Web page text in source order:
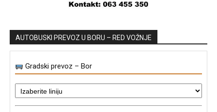
AUTOBUSKI PREVOZ U BORU – RED VOŽNJE
Gradski prevoz – Bor